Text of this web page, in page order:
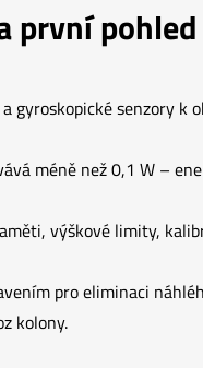
první pohled
gyroskopické senzory
méně než 0,1 W –
výškové limity,
pro eliminaci
kolony.